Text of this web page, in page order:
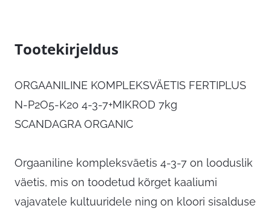
Tootekirjeldus
ORGAANILINE KOMPLEKSVÄETIS FERTIPLUS
N-P2O5-K20 4-3-7+MIKROD 7kg
SCANDAGRA ORGANIC
Orgaaniline kompleksväetis 4-3-7 on looduslik
väetis, mis on toodetud kõrget kaaliumi
vajavatele kultuuridele ning on kloori sisalduse